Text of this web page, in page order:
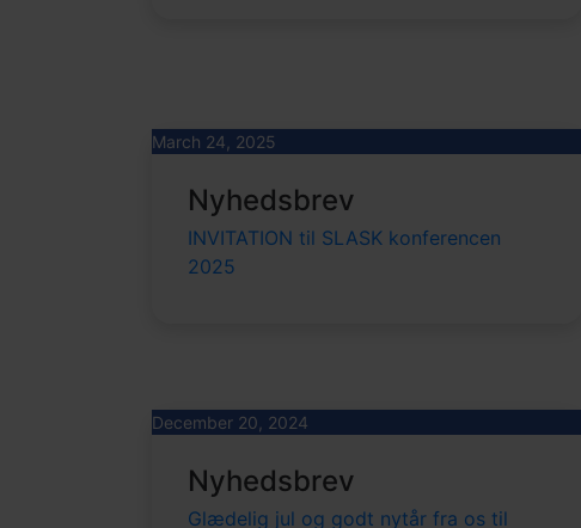
March 24, 2025
Nyhedsbrev
INVITATION til SLASK konferencen
2025
December 20, 2024
Nyhedsbrev
Glædelig jul og godt nytår fra os til